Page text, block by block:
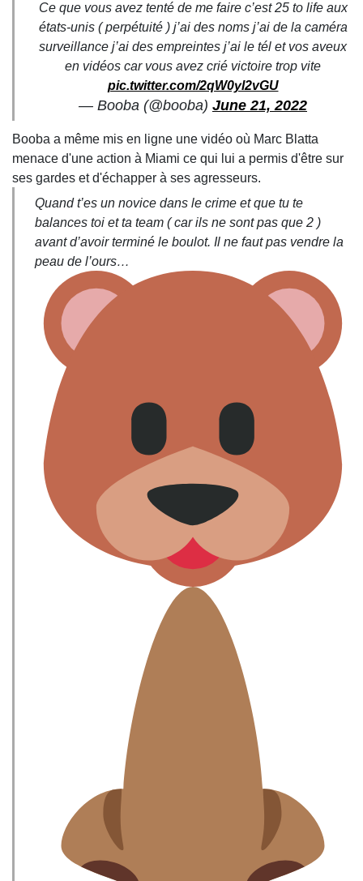
Ce que vous avez tenté de me faire c’est 25 to life aux
états-unis ( perpétuité ) j’ai des noms j’ai de la caméra
surveillance j’ai des empreintes j’ai le tél et vos aveux
en vidéos car vous avez crié victoire trop vite
pic.twitter.com/2qW0yl2vGU
— Booba (@booba) June 21, 2022
Booba a même mis en ligne une vidéo où Marc Blatta
menace d'une action à Miami ce qui lui a permis d'être sur
ses gardes et d'échapper à ses agresseurs.
Quand t’es un novice dans le crime et que tu te
balances toi et ta team ( car ils ne sont pas que 2 )
avant d’avoir terminé le boulot. Il ne faut pas vendre la
peau de l’ours…